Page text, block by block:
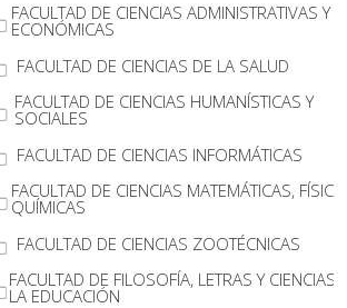
FACULTAD DE CIENCIAS ADMINISTRATIVAS Y
ECONÓMICAS
FACULTAD DE CIENCIAS DE LA SALUD
FACULTAD DE CIENCIAS HUMANÍSTICAS Y
SOCIALES
FACULTAD DE CIENCIAS INFORMÁTICAS
FACULTAD DE CIENCIAS MATEMÁTICAS,
QUÍMICAS
FACULTAD DE CIENCIAS ZOOTÉCNICAS
FACULTAD DE FILOSOFÍA, LETRAS Y CIENCIAS
LA EDUCACIÓN